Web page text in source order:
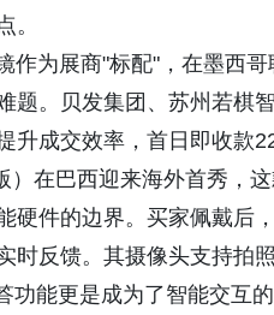
。
为展商"标配"，在墨西哥
题。贝发集团、苏州若棋
升成交效率，首日即收款
在巴西迎来海外首秀，这
硬件的边界。买家佩戴后
时反馈。其摄像头支持拍
功能更是成为了智能交互